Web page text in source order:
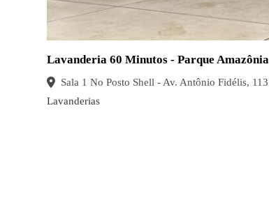
Lavanderia 60 Minutos - Parque Amazônia
Lavanderias